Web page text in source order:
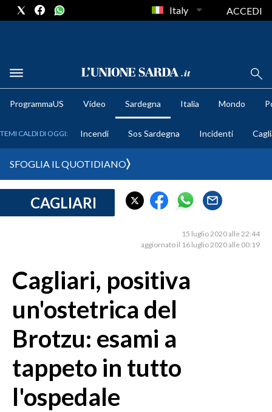
METEO
CRONACA SARDEGNA
MEDIO CAMPIDANO
ORISTANO E PROVINCIA
SASSARI E PROVINCIA
GALLURA
NUORO E PROVINCIA
OGLIASTRA
AGENDA
Italy ACCEDI
ProgrammaUS Video Sardegna Italia Mondo
TEMI CALDI DI OGGI: Incendi Sos Sardegna Incidenti
SFOGLIA IL QUOTIDIANO
CAGLIARI
15 luglio 2020 alle 22:44
aggiornato il 16 luglio 2020 alle 00:19
Cagliari, positiva
un'ostetrica del
Brotzu: esami a
tappeto in tutto
l'ospedale